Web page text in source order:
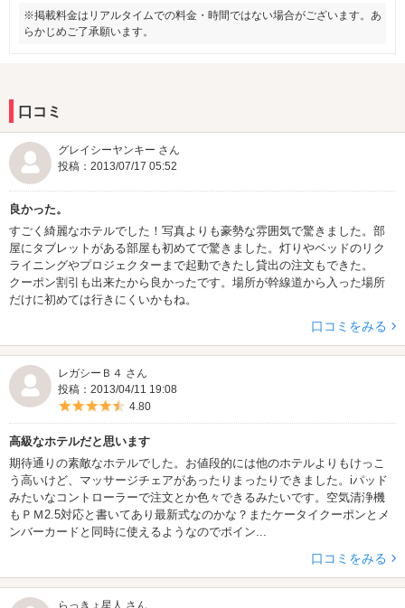
ルヴィアーナで女子会！
お友達のバースデーパーティーやイベントパーティーに是非ご利用
くださいませ。
2人～5人まで受け付け可！
平日は20時から翌日は13時までゆっくり出来ますよ。
予約はコチラから
ハピホテタッチがカードレス対応にな
りました！
当ホテルでもハピホテタッチがカードレス対応になりました。
ハピホテ予約開始！
お得な宿泊プランをご用意しております
予約はコチラから！！
◆空室情報もチェック
お部屋の空き情報はコチラをクリック
◆ＺＺリップルのブログもございま
す！クリックするとリンクできる
※掲載料金はリアルタイムでの料金・時間ではない場合がございます。あ
らかじめご了承願います。
口コミ
グレイシーヤンキー さん
投稿：2013/07/17 05:52
良かった。
すごく綺麗なホテルでした！写真よりも豪勢な雰囲気で驚きました。部
屋にタブレットがある部屋も初めてで驚きました。灯りやベッドのリク
ライニングやプロジェクターまで起動できたし貸出の注文もできた。
クーポン割引も出来たから良かったです。場所が幹線道から入った場所
だけに初めては行きにくいかもね。
口コミをみる
レガシーＢ４ さん
投稿：2013/04/11 19:08
5つ星のうち4.5
4.80
高級なホテルだと思います
期待通りの素敵なホテルでした。お値段的には他のホテルよりもけっこ
う高いけど、マッサージチェアがあったりまったりできました。iパッド
みたいなコントローラーで注文とか色々できるみたいです。空気清浄機
もＰＭ2.5対応と書いてあり最新式なのかな？またケータイクーポンとメ
ンバーカードと同時に使えるようなのでポイン...
口コミをみる
らっきょ星人 さん